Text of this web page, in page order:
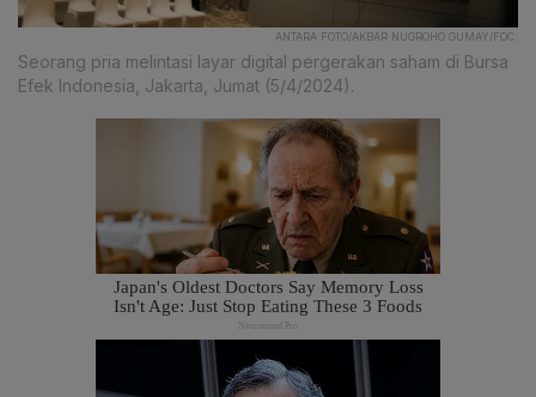
ANTARA FOTO/AKBAR NUGROHO GUMAY/FOC.
Seorang pria melintasi layar digital pergerakan saham di Bursa
Efek Indonesia, Jakarta, Jumat (5/4/2024).